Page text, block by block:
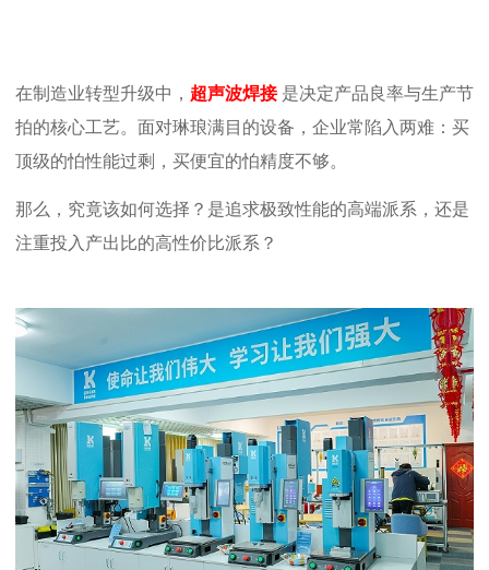
在制造业转型升级中， 超声波焊接 是决定产品良率与生产节
拍的核心工艺。面对琳琅满目的设备，企业常陷入两难：买
顶级的怕性能过剩，买便宜的怕精度不够。
那么，究竟该如何选择？是追求极致性能的高端派系，还是
注重投入产出比的高性价比派系？